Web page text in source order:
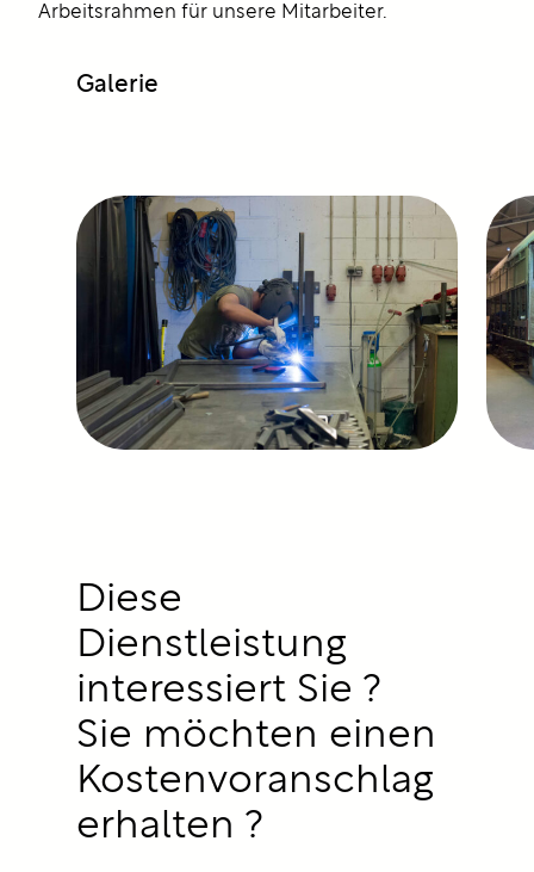
Arbeitsrahmen für unsere Mitarbeiter.
Galerie
Diese
Dienstleistung
interessiert Sie ?
Sie möchten einen
Kostenvoranschlag
erhalten ?